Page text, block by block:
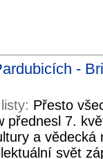
-
Přesto
přednesl 7.
a
svět